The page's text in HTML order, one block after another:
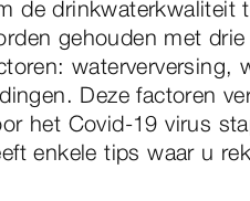
de drinkwaterkwaliteit
gehouden met
waterverversing,
Deze factoren
het Covid-19 virus
enkele tips waar u